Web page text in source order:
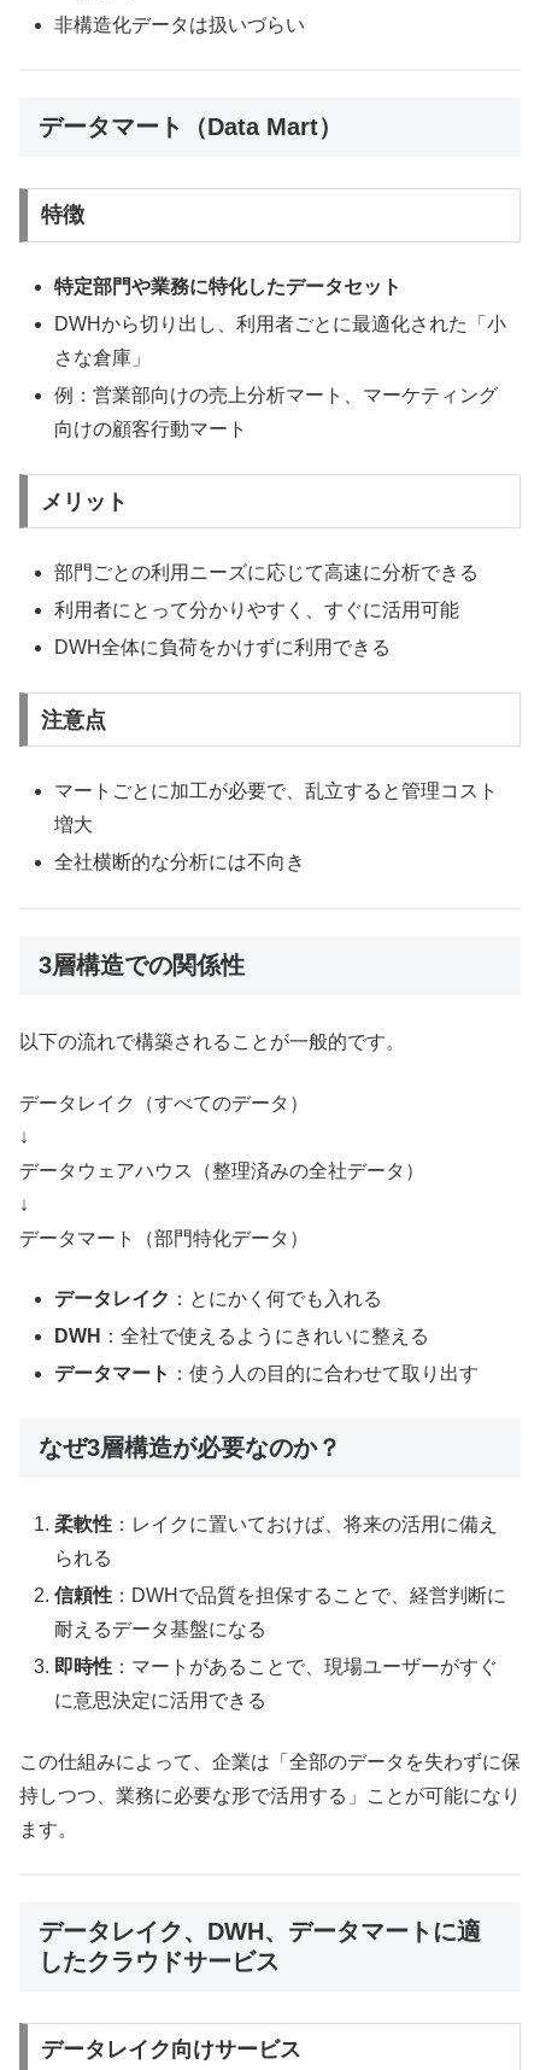
非構造化データは扱いづらい
データマート（Data Mart）
特徴
特定部門や業務に特化したデータセット
DWHから切り出し、利用者ごとに最適化された「小
さな倉庫」
例：営業部向けの売上分析マート、マーケティング
向けの顧客行動マート
メリット
部門ごとの利用ニーズに応じて高速に分析できる
利用者にとって分かりやすく、すぐに活用可能
DWH全体に負荷をかけずに利用できる
注意点
マートごとに加工が必要で、乱立すると管理コスト
増大
全社横断的な分析には不向き
3層構造での関係性
以下の流れで構築されることが一般的です。
データレイク（すべてのデータ）
↓
データウェアハウス（整理済みの全社データ）
↓
データマート（部門特化データ）
データレイク ：とにかく何でも入れる
DWH ：全社で使えるようにきれいに整える
データマート ：使う人の目的に合わせて取り出す
なぜ3層構造が必要なのか？
柔軟性 ：レイクに置いておけば、将来の活用に備え
られる
信頼性 ：DWHで品質を担保することで、経営判断に
耐えるデータ基盤になる
即時性 ：マートがあることで、現場ユーザーがすぐ
に意思決定に活用できる
この仕組みによって、企業は「全部のデータを失わずに保
持しつつ、業務に必要な形で活用する」ことが可能になり
ます。
データレイク、DWH、データマートに適
したクラウドサービス
データレイク向けサービス